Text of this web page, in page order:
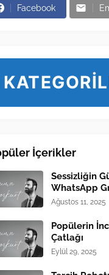
Facebook
İçerikler
Sessizliğin
WhatsApp
Ağustos 11, 2025
Popülerin
Çatlağı
Eylül 29, 2025